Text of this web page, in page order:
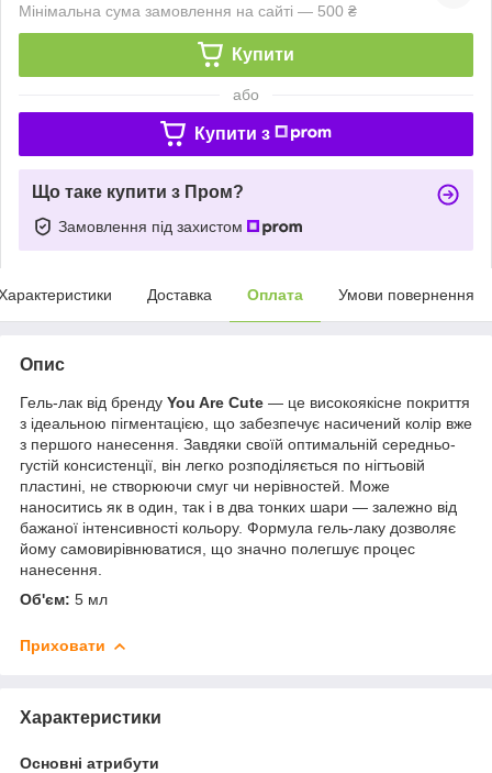
Мінімальна сума замовлення на сайті — 500 ₴
Купити
або
Купити з
Що таке купити з Пром?
Замовлення під захистом
Доставка Оплата Умови повернення
Опис
Гель-лак від бренду You Are Cute — це високоякісне покриття
з ідеальною пігментацією, що забезпечує насичений колір вже
з першого нанесення. Завдяки своїй оптимальній середньо-
густій консистенції, він легко розподіляється по нігтьовій
пластині, не створюючи смуг чи нерівностей. Може
наноситись як в один, так і в два тонких шари — залежно від
бажаної інтенсивності кольору. Формула гель-лаку дозволяє
йому самовирівнюватися, що значно полегшує процес
нанесення.
Об'єм: 5 мл
Приховати
Характеристики
Основні атрибути